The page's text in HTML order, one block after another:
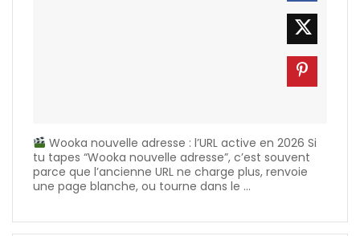
Wooka nouvelle adresse : l’URL active en 2026 Si
tu tapes “Wooka nouvelle adresse”, c’est souvent
parce que l’ancienne URL ne charge plus, renvoie
une page blanche, ou tourne dans le ...